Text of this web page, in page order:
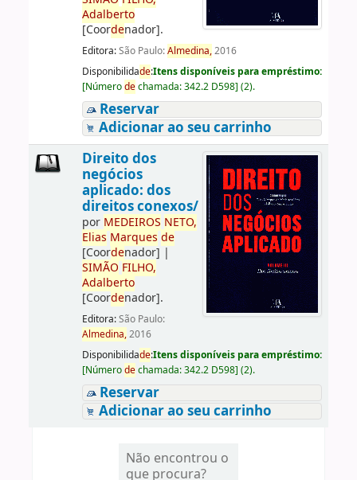
Adalberto
[Coordenador].
Editora:São Paulo:Almedina,2016
Disponibilidade:Itens disponíveis para empréstimo:
[Númerodechamada:342.2 D598] (2).
Reservar
Adicionar ao seu carrinho
Direito dos
negócios
aplicado: dos
direitos conexos/
por MEDEIROS NETO,
Elias Marques de
[Coordenador] |
SIMÃO FILHO,
Adalberto
[Coordenador].
Editora:São Paulo:
Almedina,2016
Disponibilidade:Itens disponíveis para empréstimo:
[Númerodechamada:342.2 D598] (2).
Reservar
Adicionar ao seu carrinho
Não encontrou o
que procura?